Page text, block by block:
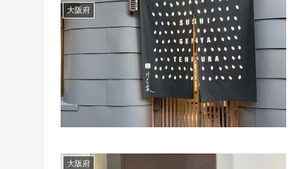
大阪府
大阪府